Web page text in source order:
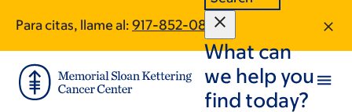
main
content
footer
Para citas, llame al: 917-852-0842
What can
we help you
find today?